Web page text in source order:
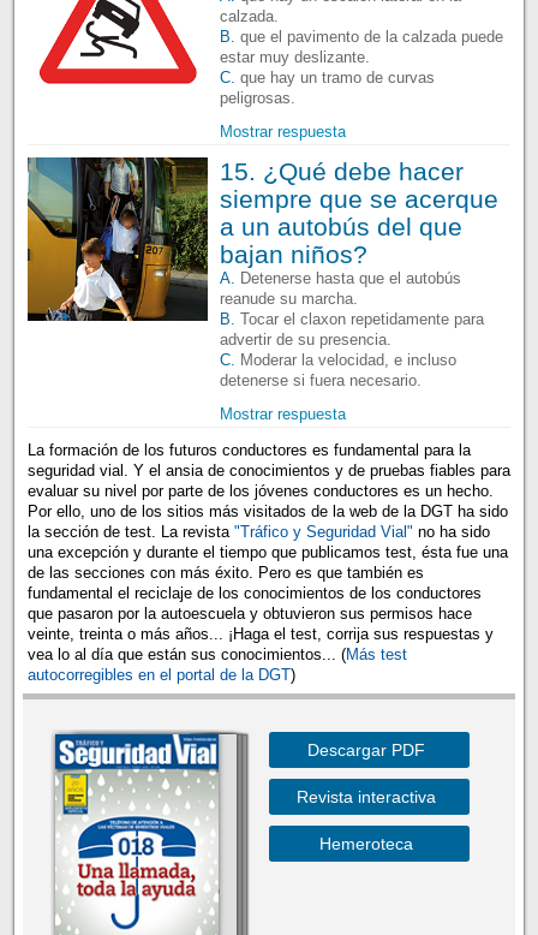
calzada.
B. que el pavimento de la calzada puede
estar muy deslizante.
C. que hay un tramo de curvas
peligrosas.
Mostrar respuesta
15. ¿Qué debe hacer
siempre que se acerque
a un autobús del que
bajan niños?
A. Detenerse hasta que el autobús
reanude su marcha.
B. Tocar el claxon repetidamente para
advertir de su presencia.
C. Moderar la velocidad, e incluso
detenerse si fuera necesario.
Mostrar respuesta
La formación de los futuros conductores es fundamental para la
seguridad vial. Y el ansia de conocimientos y de pruebas fiables para
evaluar su nivel por parte de los jóvenes conductores es un hecho.
Por ello, uno de los sitios más visitados de la web de la DGT ha sido
la sección de test. La revista "Tráfico y Seguridad Vial" no ha sido
una excepción y durante el tiempo que publicamos test, ésta fue una
de las secciones con más éxito. Pero es que también es
fundamental el reciclaje de los conocimientos de los conductores
que pasaron por la autoescuela y obtuvieron sus permisos hace
veinte, treinta o más años... ¡Haga el test, corrija sus respuestas y
vea lo al día que están sus conocimientos... (Más test
autocorregibles en el portal de la DGT)
Descargar PDF
Revista interactiva
Hemeroteca